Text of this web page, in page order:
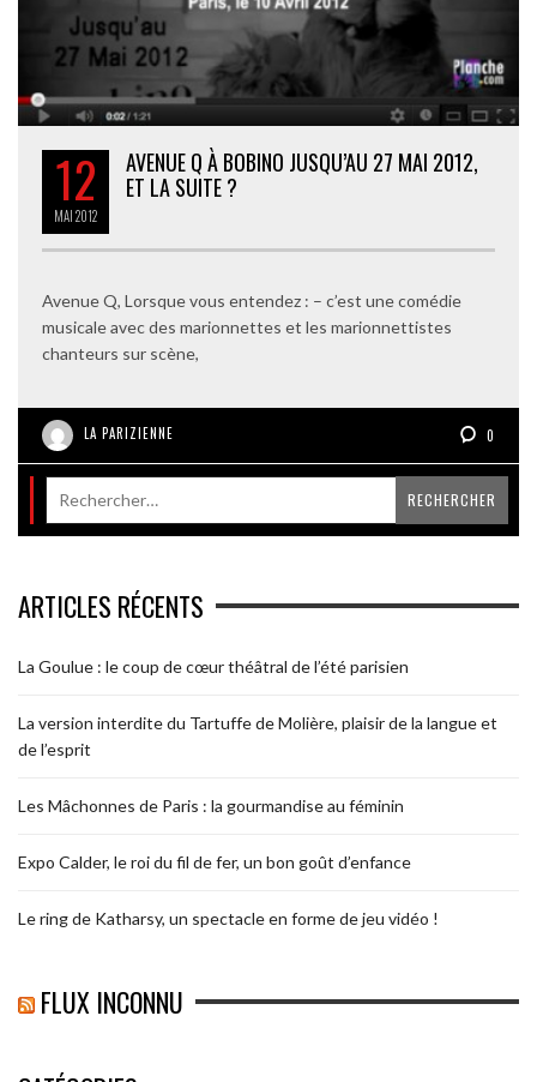
12
MAI2012
AVENUE Q À BOBINO JUSQU’AU 27 MAI 2012,
ET LA SUITE ?
Avenue Q, Lorsque vous entendez : – c’est une comédie
musicale avec des marionnettes et les marionnettistes
chanteurs sur scène,
LA PARIZIENNE 0
ARTICLES RÉCENTS
La Goulue : le coup de cœur théâtral de l’été parisien
La version interdite du Tartuffe de Molière, plaisir de la langue et
de l’esprit
Les Mâchonnes de Paris : la gourmandise au féminin
Expo Calder, le roi du fil de fer, un bon goût d’enfance
Le ring de Katharsy, un spectacle en forme de jeu vidéo !
FLUX INCONNU